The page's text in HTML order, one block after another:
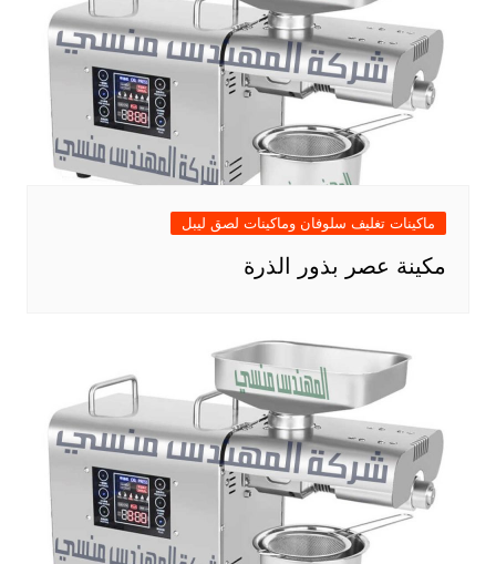
ماكينات تغليف سلوفان وماكينات لصق ليبل
مكينة عصر بذور الذرة